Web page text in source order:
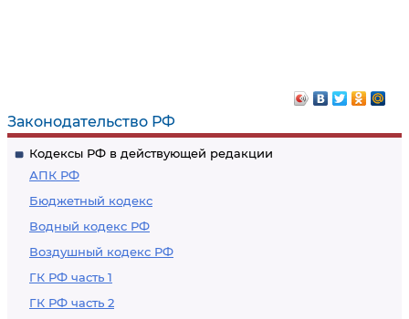
Законодательство РФ
Кодексы РФ в действующей редакции
АПК РФ
Бюджетный кодекс
Водный кодекс РФ
Воздушный кодекс РФ
ГК РФ часть 1
ГК РФ часть 2